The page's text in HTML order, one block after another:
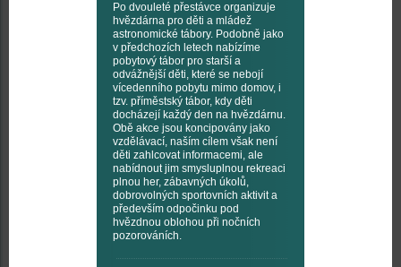
Po dvouleté přestávce organizuje
hvězdárna pro děti a mládež
astronomické tábory. Podobně jako
v předchozích letech nabízíme
pobytový tábor pro starší a
odvážnější děti, které se nebojí
vícedenního pobytu mimo domov, i
tzv. příměstský tábor, kdy děti
docházejí každý den na hvězdárnu.
Obě akce jsou koncipovány jako
vzdělávací, naším cílem však není
děti zahlcovat informacemi, ale
nabídnout jim smysluplnou rekreaci
plnou her, zábavných úkolů,
dobrovolných sportovních aktivit a
především odpočinku pod
hvězdnou oblohou při nočních
pozorováních.